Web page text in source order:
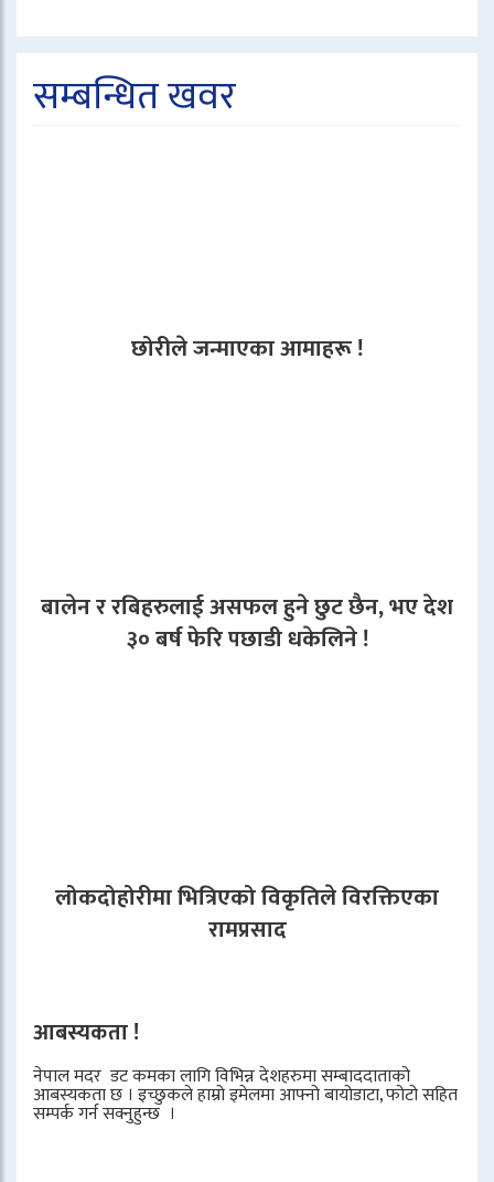
सम्बन्धित खवर
छोरीले जन्माएका आमाहरू !
बालेन र रबिहरुलाई असफल हुने छुट छैन, भए देश
३० बर्ष फेरि पछाडी धकेलिने !
लोकदोहोरीमा भित्रिएको विकृतिले विरक्तिएका
रामप्रसाद
आबस्यकता !
नेपाल मदर डट कमका लागि विभिन्न देशहरुमा सम्बाददाताको
आबस्यकता छ । इच्छुकले हाम्रो इमेलमा आफ्नो बायोडाटा, फोटो सहित
सम्पर्क गर्न सक्नुहुन्छ ।